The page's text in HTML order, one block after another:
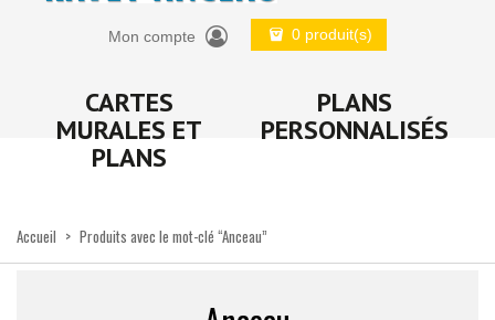
Mon compte 0 produit(s)
CARTES
MURALES ET
PLANS
PLANS
PERSONNALISÉS
Accueil > Produits avec le mot-clé “Anceau”